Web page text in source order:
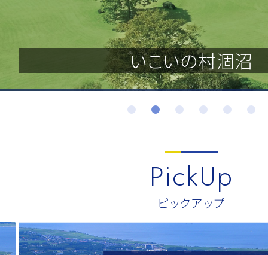
水戸浄水場
茨城県開発公社ビ
いこいの村涸沼
PickUp
ピックアップ